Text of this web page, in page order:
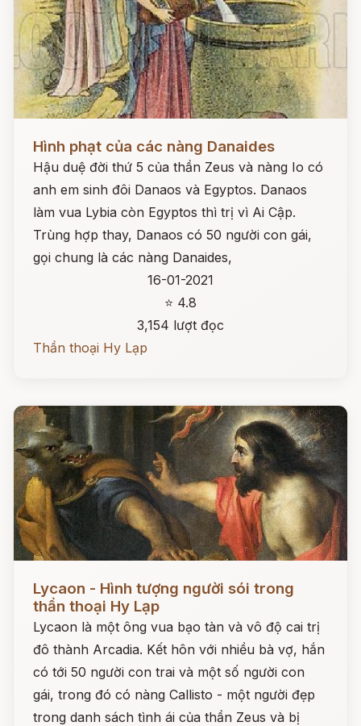
Hình phạt của các nàng Danaides
Hậu duệ đời thứ 5 của thần Zeus và nàng Io có
anh em sinh đôi Danaos và Egyptos. Danaos
làm vua Lybia còn Egyptos thì trị vì Ai Cập.
Trùng hợp thay, Danaos có 50 người con gái,
gọi chung là các nàng Danaides,
16-01-2021
⭐ 4.8
3,154 lượt đọc
Thần thoại Hy Lạp
Lycaon - Hình tượng người sói trong
thần thoại Hy Lạp
Lycaon là một ông vua bạo tàn và vô độ cai trị
đô thành Arcadia. Kết hôn với nhiều bà vợ, hắn
có tới 50 người con trai và một số người con
gái, trong đó có nàng Callisto - một người đẹp
trong danh sách tình ái của thần Zeus và bị